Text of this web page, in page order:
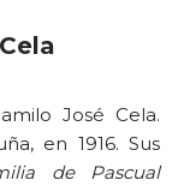
José Cela.
en 1916. Sus
de Pascual